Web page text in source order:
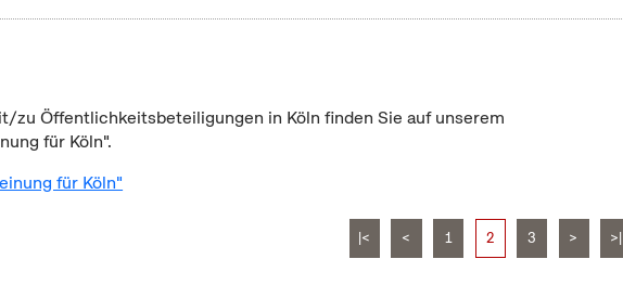
zu Öffentlichkeitsbeteiligungen in Köln finden Sie auf unserem
für Köln".
für Köln"
|< < 1 2 3 > >|